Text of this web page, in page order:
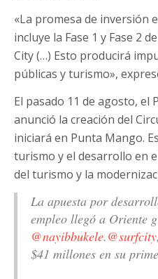
«La promesa de inversión
incluye la Fase 1 y Fase 2
City (…) Esto producirá
públicas y turismo»,
El pasado 11 de agosto, el
anunció la creación del
iniciará en Punta Mango.
turismo y el desarrollo en
del turismo y la
La apuesta por
empleo llegó a Oriente
@nayibbukele.@surfcity
$41 millones en su